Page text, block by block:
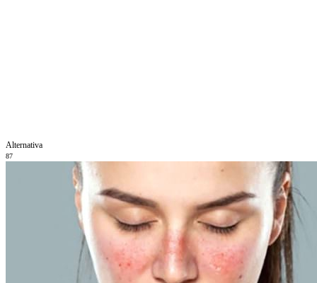
Alternativa
87